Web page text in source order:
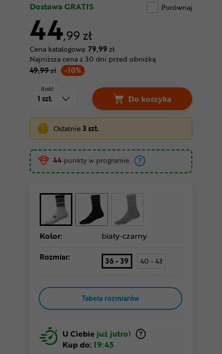
Dostawa GRATIS Porównaj
44,99 zł
Cena katalogowa: 79,99zł
-10%
Najniższa cena z 30 dni przed obniżką
49,99zł
Ilość
Do koszyka
Skarpetki ALE
Ostatnie3 szt.
44 punkty w programie
Kolor: biały-czarny
Rozmiar: 36 - 39 40 - 43
Tabela rozmiarów
U Ciebie już jutro!
Kup do: 19:45